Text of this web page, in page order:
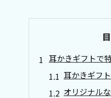
耳かきギフトで
耳かきギフ
オリジナル